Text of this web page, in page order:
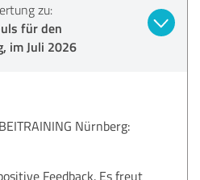
zu:
für den
im Juli 2026
Nürnberg:
Feedback. Es freut